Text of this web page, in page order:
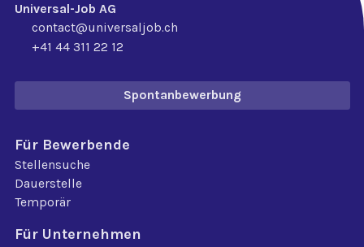
Universal-Job AG
contact@universaljob.ch
+41 44 311 22 12
Spontanbewerbung
Für Bewerbende
Stellensuche
Dauerstelle
Temporär
Für Unternehmen